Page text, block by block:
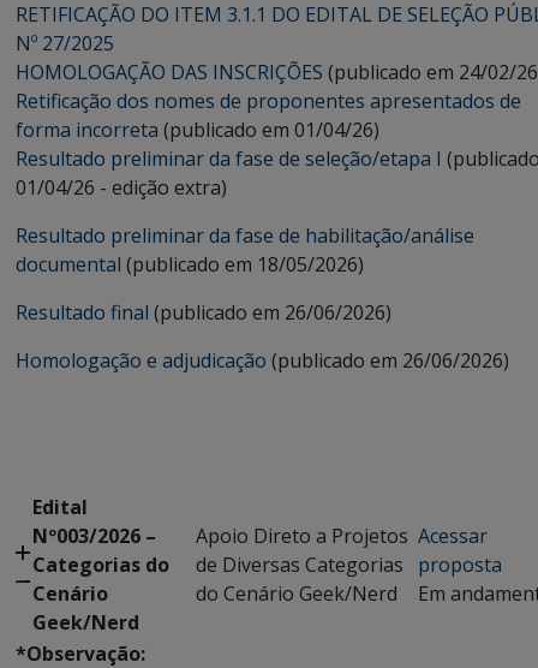
RETIFICAÇÃO DO ITEM 3.1.1 DO EDITAL DE SELEÇÃO
Nº 27/2025
HOMOLOGAÇÃO DAS INSCRIÇÕES (publicado em 24/02/
Retificação dos nomes de proponentes apresentados de
forma incorreta (publicado em 01/04/26)
Resultado preliminar da fase de seleção/etapa I
01/04/26 - edição extra)
Resultado preliminar da fase de habilitação/análise
documental (publicado em 18/05/2026)
Resultado final (publicado em 26/06/2026)
Homologação e adjudicação (publicado em 26/06/2026)
Edital
Nº003/2026 –
Categorias do
Cenário
Geek/Nerd
Apoio Direto a Projetos
de Diversas Categorias
do Cenário Geek/Nerd
Acessar
proposta
Em
*Observação: